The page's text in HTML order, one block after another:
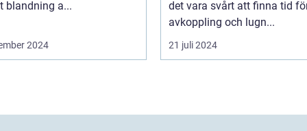
blandning a...
2024
det vara svårt att finna tid
avkoppling och lugn...
21 juli 2024